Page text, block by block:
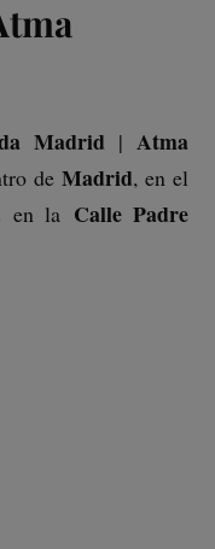
Madrid| Atma
deMadrid, en el
en la Calle Padre